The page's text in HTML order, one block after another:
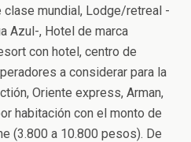
clase mundial, Lodge/retreal -
Azul-, Hotel de marca
con hotel, centro de
a considerar para la
Oriente express, Arman,
habitación con el monto de
(3.800 a 10.800 pesos). De